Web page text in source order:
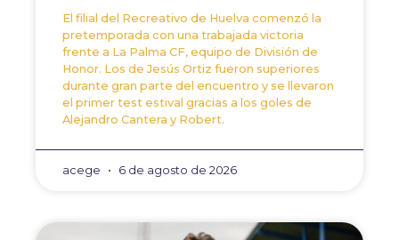
El filial del Recreativo de Huelva comenzó la
pretemporada con una trabajada victoria
frente a La Palma CF, equipo de División de
Honor. Los de Jesús Ortiz fueron superiores
durante gran parte del encuentro y se llevaron
el primer test estival gracias a los goles de
Alejandro Cantera y Robert.
acege 6 de agosto de 2026